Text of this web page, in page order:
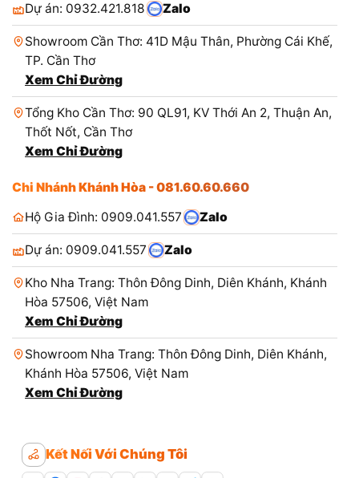
Dự án: 0932.421.818 Zalo
Showroom Cần Thơ: 41D Mậu Thân, Phường Cái Khế,
TP. Cần Thơ
Xem Chỉ Đường
Tổng Kho Cần Thơ: 90 QL91, KV Thới An 2, Thuận An,
Thốt Nốt, Cần Thơ
Xem Chỉ Đường
Chi Nhánh Khánh Hòa - 081.60.60.660
Hộ Gia Đình: 0909.041.557
Zalo
Dự án: 0909.041.557 Zalo
Kho Nha Trang: Thôn Đông Dinh, Diên Khánh, Khánh
Hòa 57506, Việt Nam
Xem Chỉ Đường
Showroom Nha Trang: Thôn Đông Dinh, Diên Khánh,
Khánh Hòa 57506, Việt Nam
Xem Chỉ Đường
Kết Nối Với Chúng Tôi